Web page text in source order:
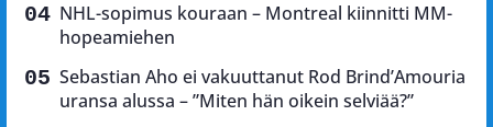
NHL-sopimus kouraan – Montreal kiinnitti MM-
hopeamiehen
Sebastian Aho ei vakuuttanut Rod Brind’Amouria
uransa alussa – ”Miten hän oikein selviää?”